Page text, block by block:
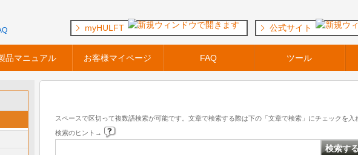
品マニュアル お客様マイページ FAQ ツール
myHULFT 公式サイト
スペースで区切って複数語検索が可能です。文章で検索する際は下の「文章で検索」にチェックを入
検索のヒント→